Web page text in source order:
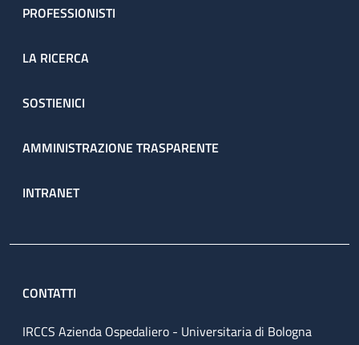
PROFESSIONISTI
LA RICERCA
SOSTIENICI
AMMINISTRAZIONE TRASPARENTE
INTRANET
CONTATTI
IRCCS Azienda Ospedaliero - Universitaria di Bologna